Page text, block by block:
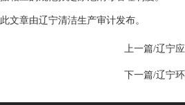
此文章由辽宁清洁生产审计发布。
上一篇/辽宁
下一篇/辽宁